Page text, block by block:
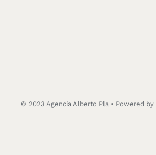
© 2023 Agencia Alberto Pla • Powered by